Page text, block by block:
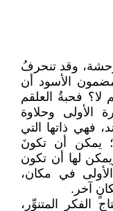
وقد تنحرفُ
الأسود أن
لا؟ فحبةُ العلقم
الأولى وحلاوة
فهي ذاتها التي
يمكن أن تكونَ
لها أن تكون
في مكان،
آخر.
الفكر المتنوِّر،